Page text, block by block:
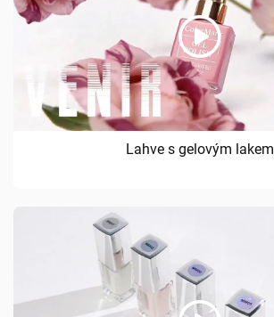
Lahve s gelovým lakem